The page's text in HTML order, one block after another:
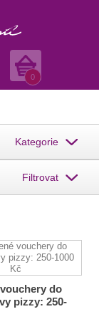
Košík
0
Kategorie
Filtrovat
do
pizzy: 250-